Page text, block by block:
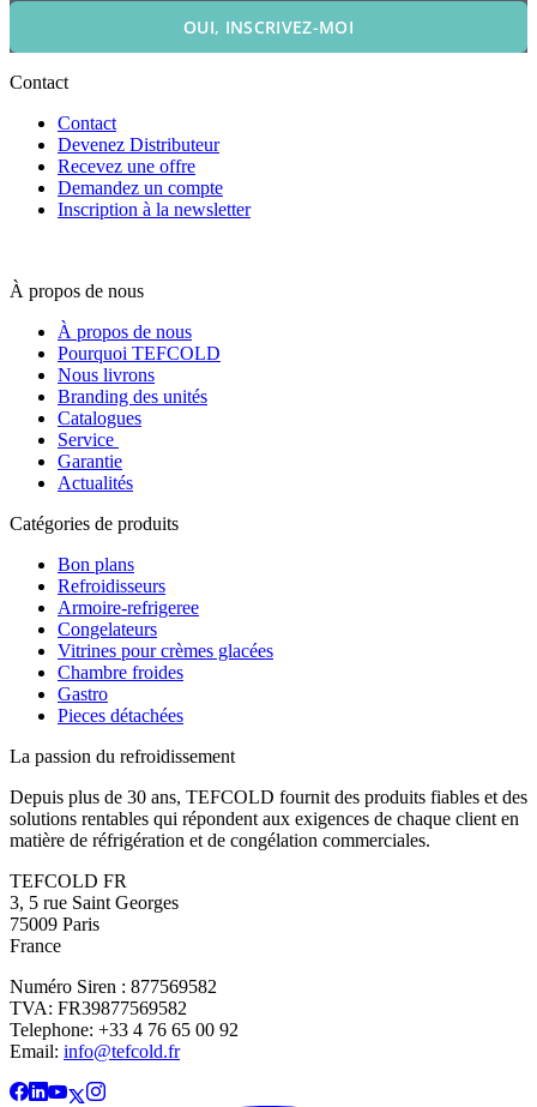
OUI, INSCRIVEZ-MOI
Contact
Contact
Devenez Distributeur
Recevez une offre
Demandez un compte
Inscription à la newsletter
À propos de nous
À propos de nous
Pourquoi TEFCOLD
Nous livrons
Branding des unités
Catalogues
Service
Garantie
Actualités
Catégories de produits
Bon plans
Refroidisseurs
Armoire-refrigeree
Congelateurs
Vitrines pour crèmes glacées
Chambre froides
Gastro
Pieces détachées
La passion du refroidissement
Depuis plus de 30 ans, TEFCOLD fournit des produits fiables et des
solutions rentables qui répondent aux exigences de chaque client en
matière de réfrigération et de congélation commerciales.
TEFCOLD FR
3, 5 rue Saint Georges
75009 Paris
France
Numéro Siren : 877569582
TVA: FR39877569582
Telephone: +33 4 76 65 00 92
Email: info@tefcold.fr